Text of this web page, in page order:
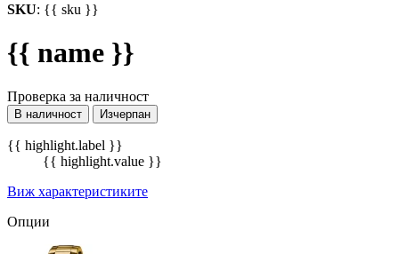
SKU: {{ sku }}
{{ name }}
Проверка за наличност
В наличност Изчерпан
{{ highlight.label }}
{{ highlight.value }}
Виж характеристиките
Опции